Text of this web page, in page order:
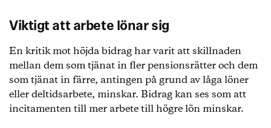
Viktigt att arbete lönar sig
En kritik mot höjda bidrag har varit att skillnaden
mellan dem som tjänat in fler pensionsrätter och dem
som tjänat in färre, antingen på grund av låga löner
eller deltidsarbete, minskar. Bidrag kan ses som att
incitamenten till mer arbete till högre lön minskar.